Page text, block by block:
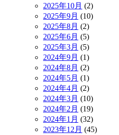
2025年10月 (2)
2025年9月 (10)
2025年8月 (2)
2025年6月 (5)
2025年3月 (5)
2024年9月 (1)
2024年8月 (2)
2024年5月 (1)
2024年4月 (2)
2024年3月 (10)
2024年2月 (19)
2024年1月 (32)
2023年12月 (45)